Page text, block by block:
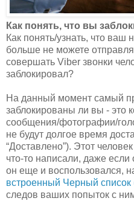
Как понять, что вы
Как понять/узнать, что ваш
больше не можете
совершать Viber звонки
заблокировал?
На данный момент самый
заблокированы ли вы - это
сообщения/фотографии/
не будут долгое время
“Доставлено”). Этот
что-то написали, даже если
он еще и воспользовался,
встроенный Черный список
следов ваших попыток с